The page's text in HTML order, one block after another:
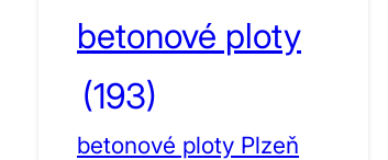
betonové ploty
(193)
betonové ploty Plzeň